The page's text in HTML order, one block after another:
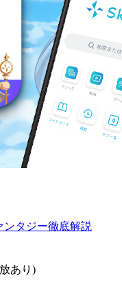
タジー徹底解説
あり)